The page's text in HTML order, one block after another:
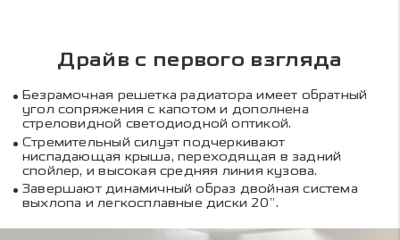
Драйв с первого взгляда
Безрамочная решетка радиатора имеет обратный
угол сопряжения с капотом и дополнена
стреловидной светодиодной оптикой.
Стремительный силуэт подчеркивают
ниспадающая крыша, переходящая в задний
спойлер, и высокая средняя линия кузова.
Завершают динамичный образ двойная система
выхлопа и легкосплавные диски 20”.